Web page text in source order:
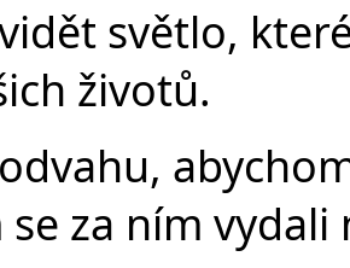
světlo,
životů.
za ním vydali